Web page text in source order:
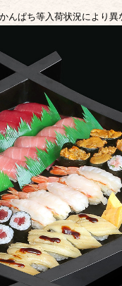
ぱち等入荷状況により異